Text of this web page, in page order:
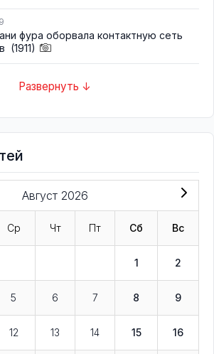
фура оборвала контактную сеть
(1911)
Развернуть ↓
Август 2026
Ср Чт Пт Сб Вс
1 2
5 6 7 8 9
12 13 14 15 16